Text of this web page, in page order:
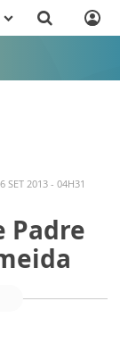
SET 2013 - 04H31
Padre